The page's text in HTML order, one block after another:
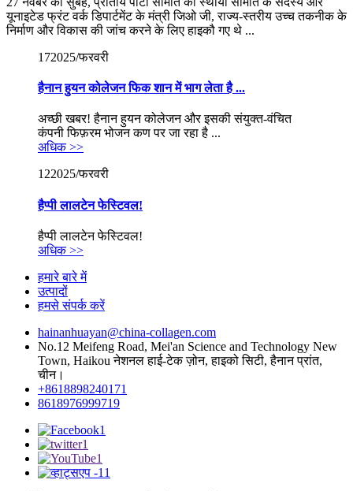
यूनाइटेड फ्रंट वर्क डिपार्टमेंट के मंत्री जिओ जी, राज्य-स्तरीय उच्च तकनीक के
निर्माण और विकास की जांच करने के लिए हाइकौ गए थे ...
172025/फरवरी
हैनान हुयन कोलेजन फिक शान में भाग लेता है ...
अच्छी खबर! हैनान हुयन कोलेजन और इसकी संयुक्त-वंचित
कंपनी फिफ़रम भोजन कण पर जा रहा है ...
अधिक >>
122025/फरवरी
हैप्पी लालटेन फेस्टिवल!
हैप्पी लालटेन फेस्टिवल!
अधिक >>
हमारे बारे में
उत्पादों
हमसे संपर्क करें
hainanhuayan@china-collagen.com
No.12 Meifeng Road, Mei'an Science and Technology New
Town, Haikou नेशनल हाई-टेक ज़ोन, हाइको सिटी, हैनान प्रांत,
चीन।
+8618898240171
8618976999719